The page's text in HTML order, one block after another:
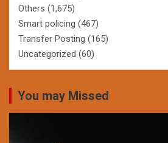
Others (1,675)
Smart policing (467)
Transfer Posting (165)
Uncategorized (60)
You may Missed